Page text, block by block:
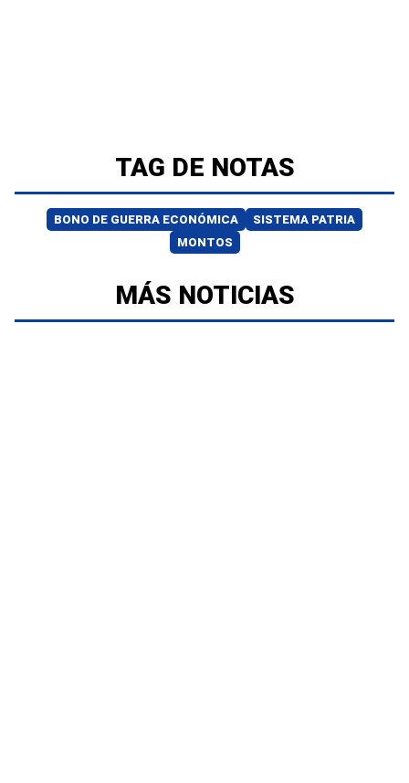
TAG DE NOTAS
BONO DE GUERRA ECONÓMICA
SISTEMA PATRIA
MONTOS
MÁS NOTICIAS